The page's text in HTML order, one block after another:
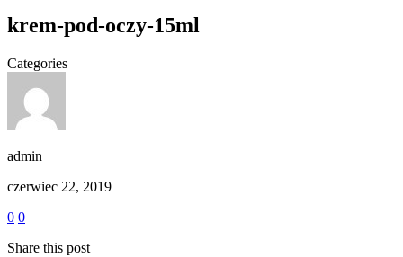
krem-pod-oczy-15ml
Categories
admin
czerwiec 22, 2019
0 0
Share this post